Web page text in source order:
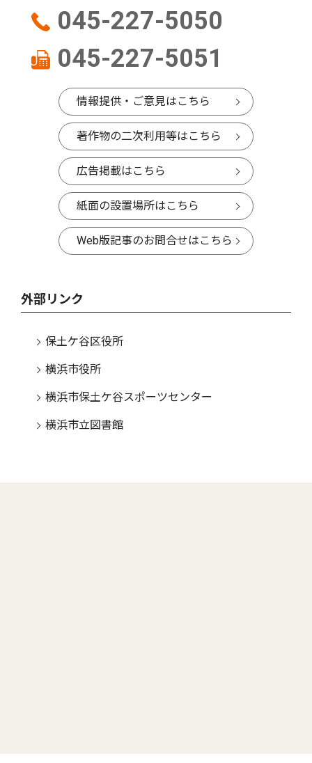
045-227-5050
045-227-5051
情報提供・ご意見はこちら
著作物の二次利用等はこちら
広告掲載はこちら
紙面の設置場所はこちら
Web版記事のお問合せはこちら
外部リンク
保土ケ谷区役所
横浜市役所
横浜市保土ケ谷スポーツセンター
横浜市立図書館